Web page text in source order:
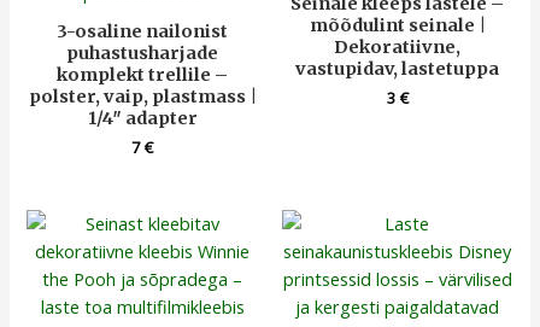
3-osaline nailonist
puhastusharjade
komplekt trellile –
polster, vaip, plastmass |
1/4″ adapter
7€
mõõdulint seinale |
Dekoratiivne,
vastupidav, lastetuppa
3€